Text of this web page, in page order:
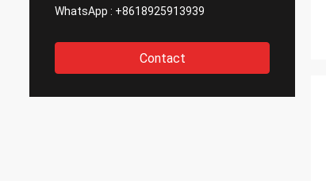
WhatsApp : +8618925913939
Contact